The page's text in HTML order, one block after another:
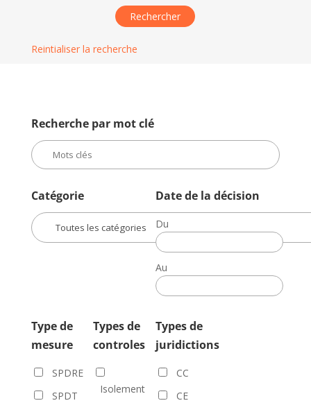
Reintialiser la recherche
Recherche par mot clé
Catégorie Date de la décision
Du
Date
de
la
décision
Au
Date
de
décision
Type de
mesure
SPDRE
SPDT
Types de
controles
Isolement
Types de
juridictions
CC
CE